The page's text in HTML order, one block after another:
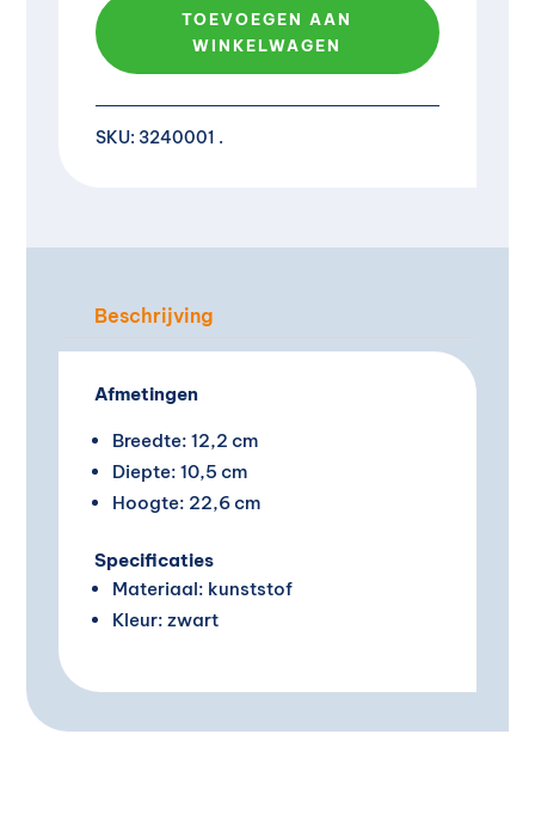
TOEVOEGEN AAN
WINKELWAGEN
e
SKU: 3240001
Beschrijving
Afmetingen
Breedte: 12,2 cm
Diepte: 10,5 cm
Hoogte: 22,6 cm
Specificaties
Materiaal: kunststof
Kleur: zwart